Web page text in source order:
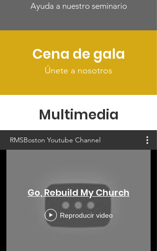
Ayuda a nuestro seminario
Cena de gala
Únete a nosotros
Multimedia
RMSBoston Youtube Channel
Go, Rebuild My Church
Reproducir video